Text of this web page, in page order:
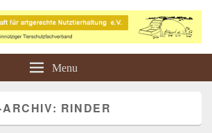
für
Nutztierhaltung e.V.
Menu
RINDER